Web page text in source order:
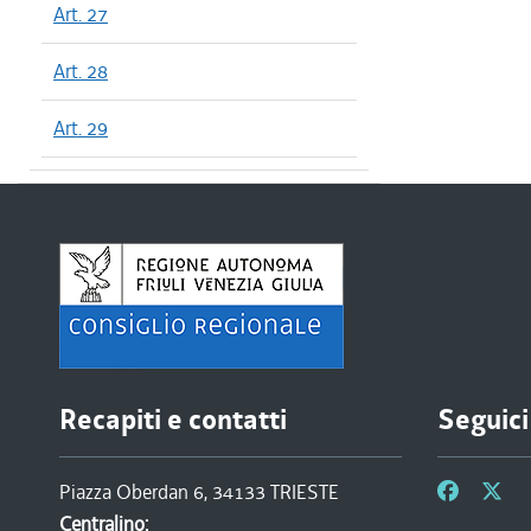
Art. 27
Art. 28
Art. 29
Recapiti e contatti
Piazza Oberdan 6, 34133 TRIESTE
Centralino: